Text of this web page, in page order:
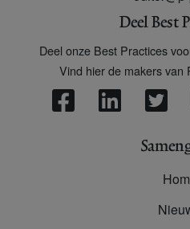
Deel Best
Deel onze Best Practices
Vind hier de makers van